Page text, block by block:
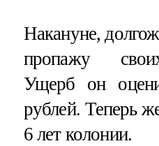
Накануне,
пропажу
Ущерб он
рублей. Теперь
6 лет колонии.